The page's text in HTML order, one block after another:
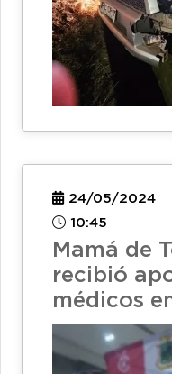
24/05/2024
10:45
Mamá de
recibió
médicos